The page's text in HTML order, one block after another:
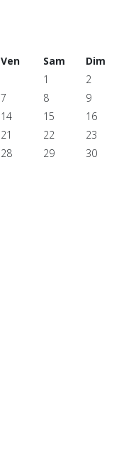
Ven Sam
Dim
1
2
7 8
9
14 15
16
21 22
23
28 29
30